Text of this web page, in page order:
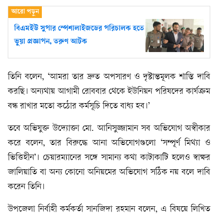
বিএমইউ সুপার স্পেশালাইজডের পরিচালক হতে
ভুয়া প্রজ্ঞাপন, তরুণ আটক
তিনি বলেন, ‘আমরা তার দ্রুত অপসারণ ও দৃষ্টান্তমূলক শাস্তি দাবি
করছি। অন্যথায় আগামী রোববার থেকে ইউনিয়ন পরিষদের কার্যক্রম
বন্ধ রাখার মতো কঠোর কর্মসূচি দিতে বাধ্য হব।’
তবে অভিযুক্ত উদ্যোক্তা মো. আনিসুজ্জামান সব অভিযোগ অস্বীকার
করে বলেন, তার বিরুদ্ধে আনা অভিযোগগুলো ‘সম্পূর্ণ মিথ্যা ও
ভিত্তিহীন’। চেয়ারম্যানের সঙ্গে সামান্য কথা কাটাকাটি হলেও স্বাক্ষর
জালিয়াতি বা অন্য কোনো অনিয়মের অভিযোগ সঠিক নয় বলে দাবি
করেন তিনি।
উপজেলা নির্বাহী কর্মকর্তা সানজিদা রহমান বলেন, এ বিষয়ে লিখিত